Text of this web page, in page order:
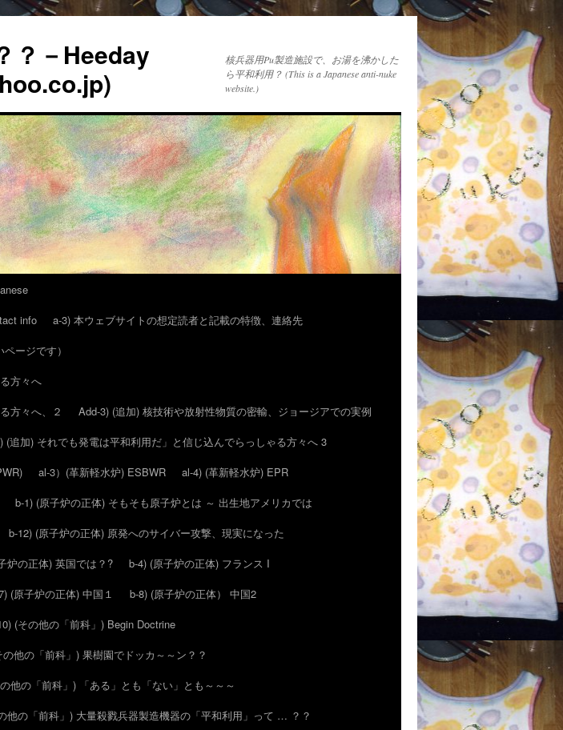
？－Heeday
核兵器用Pu製造施設で、お湯を沸かした
ら平和利用？ (This is a Japanese anti-nuke
website.)
info
a-3) 本ウェブサイトの想定読者と記載の特徴、連絡先
ージです）
方々へ
方々へ、２
Add-3) (追加) 核技術や放射性物質の密輸、ジョージアでの実例
(追加) それでも発電は平和利用だ」と信じ込んでらっしゃる方々へ 3
al-3）(革新軽水炉) ESBWR
al-4) (革新軽水炉) EPR
b-1) (原子炉の正体) そもそも原子炉とは ～ 出生地アメリカでは
b-12) (原子炉の正体) 原発へのサイバー攻撃、現実になった
炉の正体) 英国では？?
b-4) (原子炉の正体) フランス I
(原子炉の正体) 中国１
b-8) (原子炉の正体） 中国2
(その他の「前科」) Begin Doctrine
他の「前科」) 果樹園でドッカ～～ン？？
他の「前科」) 「ある」とも「ない」とも～～～
他の「前科」) 大量殺戮兵器製造機器の「平和利用」って … ？？